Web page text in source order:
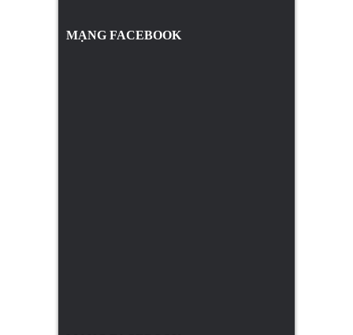
MẠNG FACEBOOK